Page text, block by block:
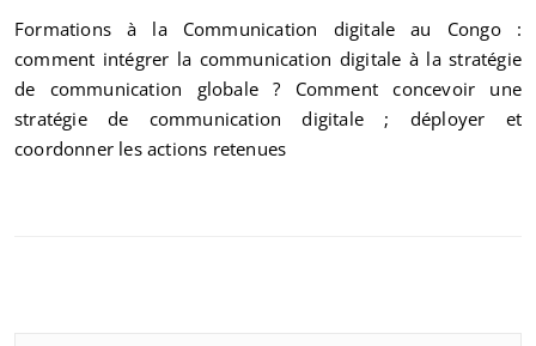
Formations à la Communication digitale au Congo :
comment intégrer la communication digitale à la stratégie
de communication globale ? Comment concevoir une
stratégie de communication digitale ; déployer et
coordonner les actions retenues